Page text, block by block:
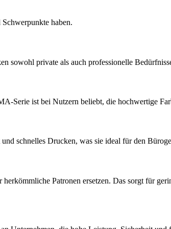
haben.
sowohl private als auch professionelle
Serie ist bei Nutzern beliebt, die hochwertige
schnelles Drucken, was sie ideal für den
Patronen ersetzen. Das sorgt für